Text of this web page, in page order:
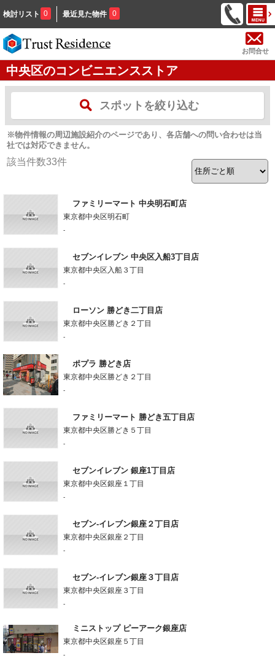
検討リスト 0 最近見た物件 0
お問合せ
中央区のコンビニエンスストア
スポットを絞り込む
※物件情報の周辺施設紹介のページであり、各店舗への問い合わせは当
社では対応できません。
該当件数33件
ファミリーマート 中央明石町店
東京都中央区明石町
-
セブンイレブン 中央区入船3丁目店
東京都中央区入船３丁目
-
ローソン 勝どき二丁目店
東京都中央区勝どき２丁目
-
ポプラ 勝どき店
東京都中央区勝どき２丁目
-
ファミリーマート 勝どき五丁目店
東京都中央区勝どき５丁目
-
セブンイレブン 銀座1丁目店
東京都中央区銀座１丁目
-
セブン-イレブン銀座２丁目店
東京都中央区銀座２丁目
-
セブン-イレブン銀座３丁目店
東京都中央区銀座３丁目
-
ミニストップ ピーアーク銀座店
東京都中央区銀座５丁目
-